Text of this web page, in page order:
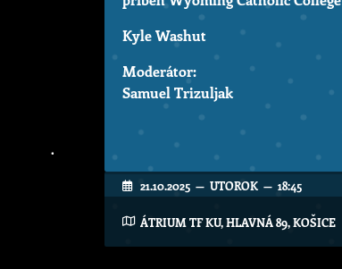
Kyle Washut
Moderátor:
Samuel Trizuljak
21.10.2025 — UTOROK — 18:45
ÁTRIUM TF KU, HLAVNÁ 89, KOŠICE